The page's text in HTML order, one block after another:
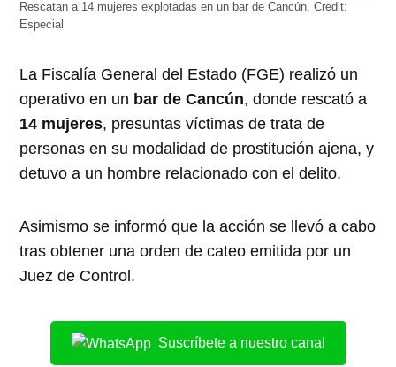
Rescatan a 14 mujeres explotadas en un bar de Cancún.Credit:
Especial
La Fiscalía General del Estado (FGE) realizó un
operativo en un bar de Cancún, donde rescató a
14 mujeres, presuntas víctimas de trata de
personas en su modalidad de prostitución ajena, y
detuvo a un hombre relacionado con el delito.
Asimismo se informó que la acción se llevó a cabo
tras obtener una orden de cateo emitida por un
Juez de Control.
Suscríbete a nuestro canal